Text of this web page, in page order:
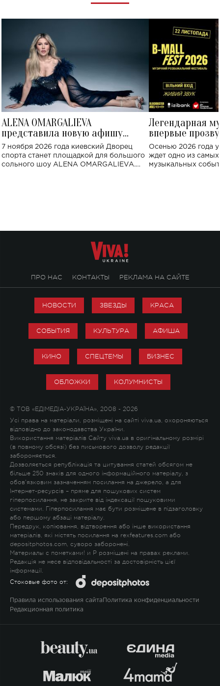
ALENA OMARGALIEVA
представила новую афишу
большого концерта во Дворце
спорта
7 ноября 2026 года киевский Дворец
спорта станет площадкой для большого
сольного шоу ALENA OMARGALIEVA.
Легендарная
впервые
Украине: где
Осенью 2026 года
ждет одно из
музыкальных
ПРО НАС КОНТАКТЫ РЕКЛАМА НА САЙТЕ
НОВОСТИ ЗВЕЗДЫ КРАСА
СОБЫТИЯ КУЛЬТУРА АФИША
КИНО СПЕЦТЕМЫ БИЗНЕС
ОБЛОЖКИ КОЛУМНИСТЫ
© ТОВ «ЕДІМЕДІА-УКРАЇНА», 2008 - 2026
Усі права на матеріали, розміщені на сайті viva.ua, охороняються
відповідно до законодавства України.
Використання матеріалів Сайту viva.ua в оригінальному розмірі
(в повному обсязі) без письмового дозволу редакції
забороняється.
Дозволяється републікація та цитування статей обсягом не
більше 250 знаків для одного інформаційного матеріалу, з
обов'язковим зазначенням посилання на джерело, а для
Інтернет-ресурсів – пряме для пошукових систем
гіперпосилання, не закрите від індексації пошуковими
системами. Гіперпосилання має бути розміщене в підзаголовку
або першому абзаці матеріалу.
Передрук, копіювання, відтворення або інше використання
матеріалів, які містять посилання на rexfeatures.com або
depositphotos.com, суворо заборонені.
Материалы с пометками! и P розміщені на правах реклами.
Редакція не несе відповідальності за достовірність цієї
інформації.
Стоковые фото от:
Правила использования сайта Политика конфиденциальности
Редакционная политика